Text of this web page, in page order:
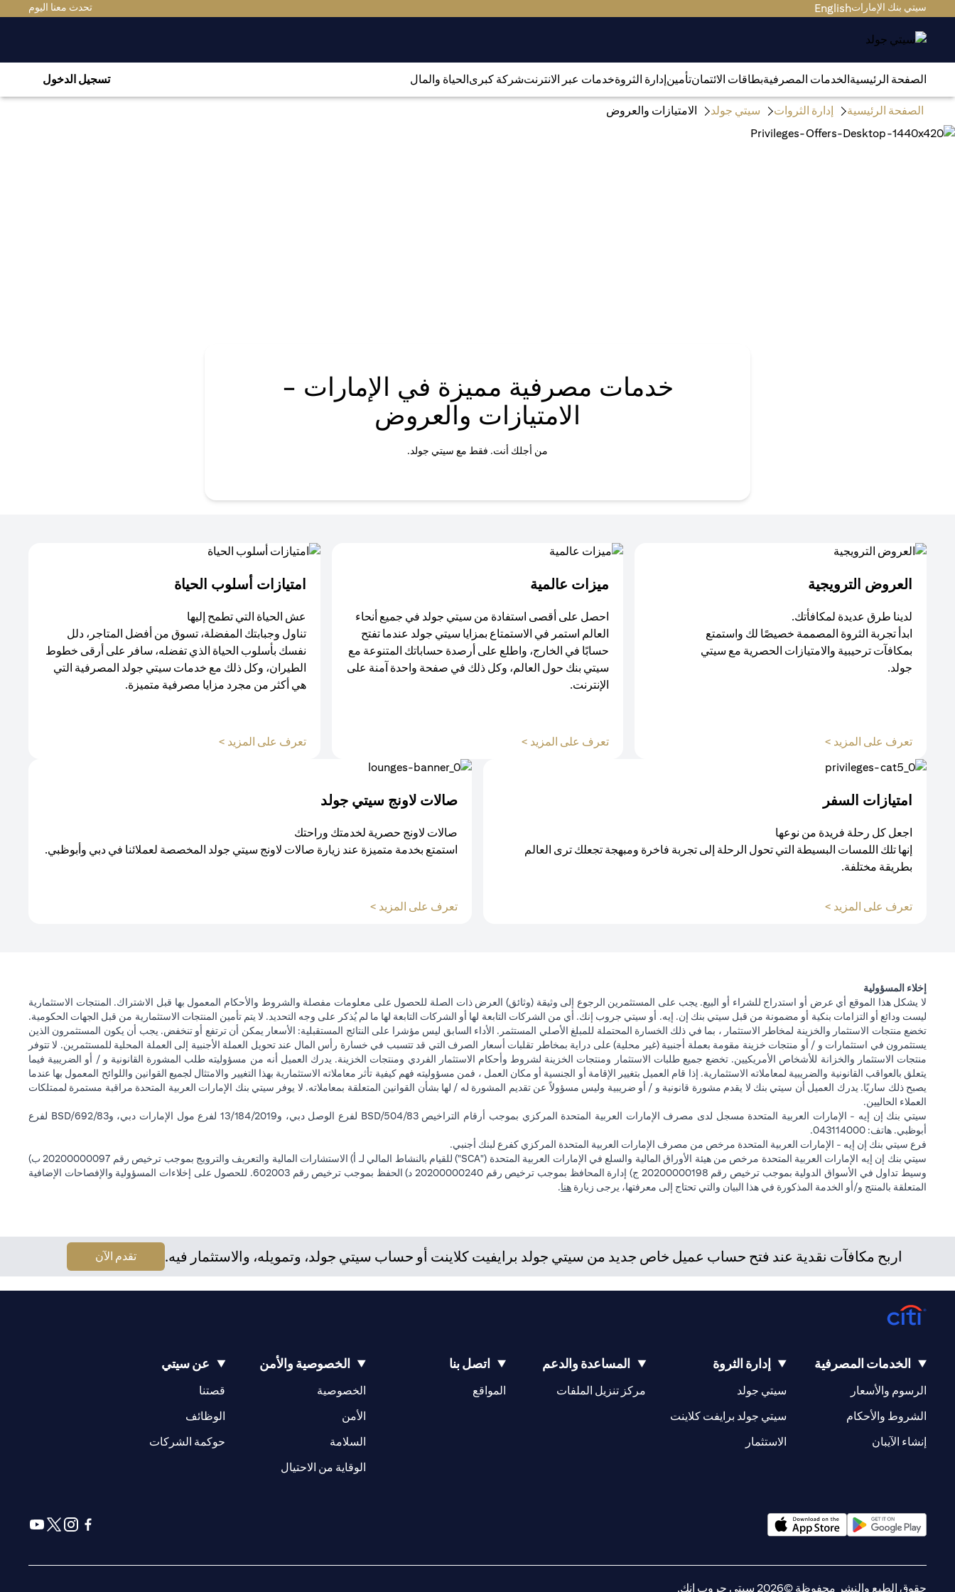
سيتي بنك الإماراتEnglish تحدث معنا اليوم
الصفحة الرئيسيةالخدمات المصرفيةبطاقات الائتمانتأمينإدارة الثروةخدمات عبر الانترنتشركة كبرىالحياة والمال تسجيل الدخول
الصفحة الرئيسية إدارة الثروات سيتي جولد الامتيازات والعروض
خدمات مصرفية مميزة في الإمارات -
الامتيازات والعروض
من أجلك أنت. فقط مع سيتي جولد.
العروض الترويجية
لدينا طرق عديدة لمكافأتك.
ابدأ تجربة الثروة المصممة خصيصًا لك واستمتع
بمكافآت ترحيبية والامتيازات الحصرية مع سيتي
جولد.
تعرف على المزيد >
ميزات عالمية
احصل على أقصى استفادة من سيتي جولد في جميع أنحاء
العالم استمر في الاستمتاع بمزايا سيتي جولد عندما تفتح
حسابًا في الخارج، واطلع على أرصدة حساباتك المتنوعة مع
سيتي بنك حول العالم، وكل ذلك في صفحة واحدة آمنة على
الإنترنت.
تعرف على المزيد >
(opens in a new tab)
امتيازات أسلوب الحياة​
عش الحياة التي تطمح إليها
تناول وجبابتك المفضلة، تسوق من أفضل المتاجر، دلل
نفسك بأسلوب الحياة الذي تفضله، سافر على أرقى خطوط
الطيران، وكل ذلك مع خدمات سيتي جولد المصرفية التي
هي أكثر من مجرد مزايا مصرفية متميزة.
تعرف على المزيد >
امتيازات السفر
اجعل كل رحلة فريدة من نوعها
إنها تلك اللمسات البسيطة التي تحول الرحلة إلى تجربة فاخرة ومبهجة تجعلك ترى العالم
بطريقة مختلفة.
تعرف على المزيد >
صالات لاونج سيتي جولد
صالات لاونج حصرية لخدمتك وراحتك
استمتع بخدمة متميزة عند زيارة صالات لاونج سيتي جولد المخصصة لعملائنا في دبي وأبوظبي.
تعرف على المزيد >
إخلاء المسؤولية
لا يشكل هذا الموقع أي عرض أو استدراج للشراء أو البيع. يجب على المستثمرين الرجوع إلى وثيقة (وثائق) العرض ذات الصلة للحصول على معلومات مفصلة والشروط والأحكام المعمول بها قبل الاشتراك. المنتجات الاستثمارية
ليست ودائع أو التزامات بنكية أو مضمونة من قبل سيتي بنك إن. إيه. أو سيتي جروب إنك. أي من الشركات التابعة لها أو الشركات التابعة لها ما لم يُذكر على وجه التحديد. لا يتم تأمين المنتجات الاستثمارية من قبل الجهات الحكومية.
تخضع منتجات الاستثمار والخزينة لمخاطر الاستثمار ، بما في ذلك الخسارة المحتملة للمبلغ الأصلي المستثمر. الأداء السابق ليس مؤشرا على النتائج المستقبلية: الأسعار يمكن أن ترتفع أو تنخفض. يجب أن يكون المستثمرون الذين
يستثمرون في استثمارات و / أو منتجات خزينة مقومة بعملة أجنبية (غير محلية) على دراية بمخاطر تقلبات أسعار الصرف التي قد تتسبب في خسارة رأس المال عند تحويل العملة الأجنبية إلى العملة المحلية للمستثمرين. لا تتوفر
منتجات الاستثمار والخزانة للأشخاص الأمريكيين. تخضع جميع طلبات الاستثمار ومنتجات الخزينة لشروط وأحكام الاستثمار الفردي ومنتجات الخزينة. يدرك العميل أنه من مسؤوليته طلب المشورة القانونية و / أو الضريبية فيما
يتعلق بالعواقب القانونية والضريبية لمعاملاته الاستثمارية. إذا قام العميل بتغيير الإقامة أو الجنسية أو مكان العمل ، فمن مسؤوليته فهم كيفية تأثر معاملاته الاستثمارية بهذا التغيير والامتثال لجميع القوانين واللوائح المعمول بها عندما
يصبح ذلك ساريًا. يدرك العميل أن سيتي بنك لا يقدم مشورة قانونية و / أو ضريبية وليس مسؤولاً عن تقديم المشورة له / لها بشأن القوانين المتعلقة بمعاملاته. لا يوفر سيتي بنك الإمارات العربية المتحدة مراقبة مستمرة لممتلكات
العملاء الحاليين.
سيتي بنك إن إيه - الإمارات العربية المتحدة مسجل لدى مصرف الإمارات العربية المتحدة المركزي بموجب أرقام التراخيص BSD/504/83 لفرع الوصل دبي، و13/184/2019 لفرع مول الإمارات دبي، وBSD/692/83 لفرع
أبوظبي. هاتف: 043114000.
فرع سيتي بنك إن إيه - الإمارات العربية المتحدة مرخص من مصرف الإمارات العربية المتحدة المركزي كفرع لبنك أجنبي.
سيتي بنك إن إيه الإمارات العربية المتحدة مرخص من هيئة الأوراق المالية والسلع في الإمارات العربية المتحدة ("SCA") للقيام بالنشاط المالي لـ أ) الاستشارات المالية والتعريف والترويج بموجب ترخيص رقم 20200000097 ب)
وسيط تداول في الأسواق الدولية بموجب ترخيص رقم 20200000198 ج) إدارة المحافظ بموجب ترخيص رقم 20200000240 د) الحفظ بموجب ترخيص رقم 602003. للحصول على إخلاءات المسؤولية والإفصاحات الإضافية
المتعلقة بالمنتج و/أو الخدمة المذكورة في هذا البيان والتي تحتاج إلى معرفتها، يرجى زيارة هنا.
اربح مكافآت نقدية عند فتح حساب عميل خاص جديد من سيتي جولد برايفيت كلاينت أو حساب سيتي جولد، وتمويله، والاستثمار فيه. تقدم الآن
الخدمات المصرفية
الرسوم والأسعار
الشروط والأحكام
إنشاء الآيبان
إدارة الثروة
سيتي جولد
سيتي جولد برايفت كلاينت
الاستثمار
المساعدة والدعم
مركز تنزيل الملفات
اتصل بنا
المواقع
(opens in a new tab)
الخصوصية والأمن
الخصوصية
الأمن
السلامة
الوقاية من الاحتيال
عن سيتي
قصتنا
(opens in a new tab)
الوظائف
(opens in a new tab)
حوكمة الشركات
(opens in a new tab)
حقوق الطبع والنشر محفوظة ©2026 سيتي جروب انك.